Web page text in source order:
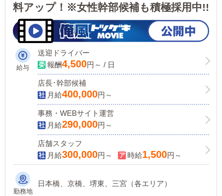
料アップ！※女性幹部候補も積極採用中!!
給与
送迎ドライバー
報酬4,500円～ / 日
店長･幹部候補
月給400,000円～
事務・WEBサイト運営
月給290,000円～
店舗スタッフ
月給300,000円～ 時給1,500円～
勤務地
日本橋、京橋、堺東、三宮（各エリア）